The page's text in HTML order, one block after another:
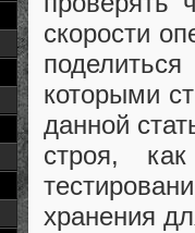
скорости
которыми
данной
строя,
хранения